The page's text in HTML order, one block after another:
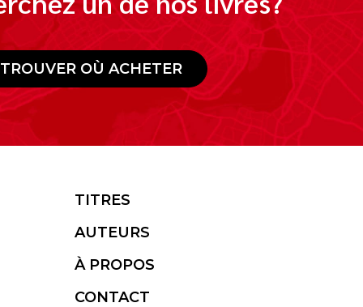
TROUVER OÙ ACHETER
TITRES
AUTEURS
À PROPOS
CONTACT